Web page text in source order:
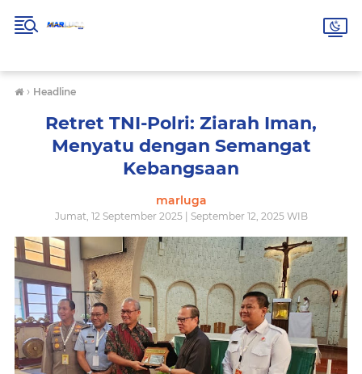
› Headline
Retret TNI-Polri: Ziarah Iman,
Menyatu dengan Semangat
Kebangsaan
marluga
Jumat, 12 September 2025 | September 12, 2025 WIB